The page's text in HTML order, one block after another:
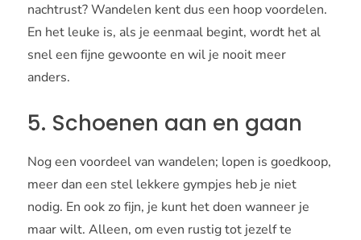
nachtrust? Wandelen kent dus een hoop voordelen.
En het leuke is, als je eenmaal begint, wordt het al
snel een fijne gewoonte en wil je nooit meer
anders.
5. Schoenen aan en gaan
Nog een voordeel van wandelen; lopen is goedkoop,
meer dan een stel lekkere gympjes heb je niet
nodig. En ook zo fijn, je kunt het doen wanneer je
maar wilt. Alleen, om even rustig tot jezelf te